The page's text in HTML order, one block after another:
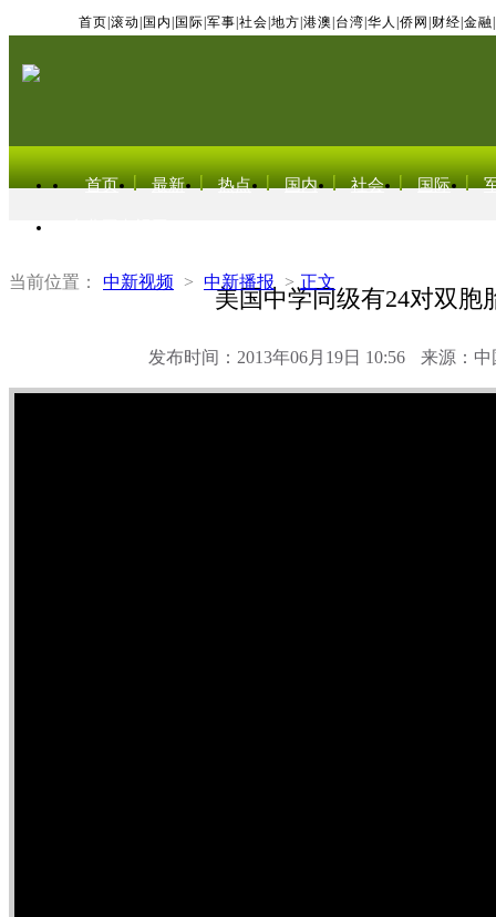
首页 滚动 国内 国际 军事 社会 地方 港澳 台湾 华人 侨网 财经 金融
首页 最新 热点 国内 社会 国际
当前位置： 中新视频 > 中新播报 > 正文
美国中学同级有24对双胞
发布时间：2013年06月19日 10:56 来源：中